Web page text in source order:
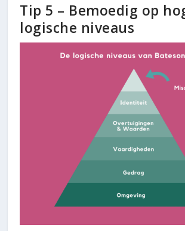
Tip 5 – Bemoedig op
logische niveaus